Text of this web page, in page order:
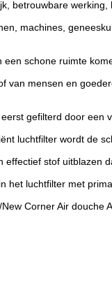
betrouwbare
machines,
schone ruimte
van mensen en
gefilterd door een
luchtfilter wordt de
effectief stof uitblazen
het luchtfilter met
Corner Air douche